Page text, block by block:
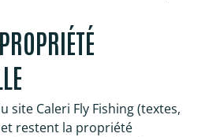
site Caleri Fly Fishing (textes,
restent la propriété